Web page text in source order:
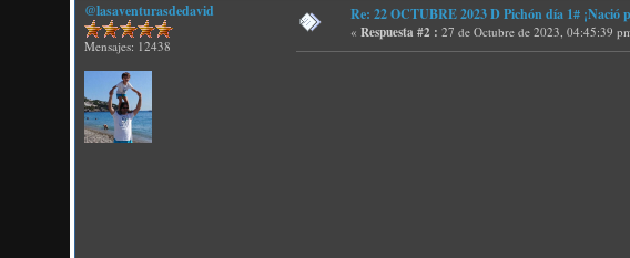
@lasaventurasdedavid
Mensajes: 12438
Re: 22 OCTUBRE 2023 D Pichón día 1#
«Respuesta #2 : 27 de Octubre de 2023, 04:45:39